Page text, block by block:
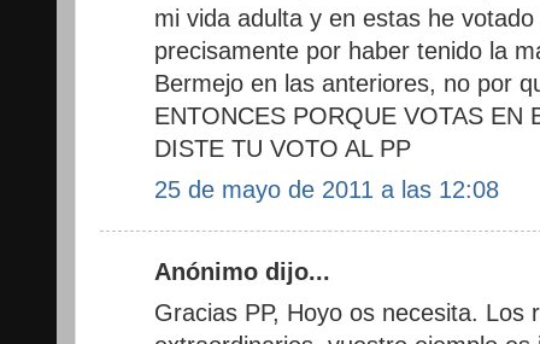
mi vida adulta y en estas he
precisamente por haber tenido la
Bermejo en las anteriores, no por
ENTONCES PORQUE VOTAS EN
DISTE TU VOTO AL PP
25 de mayo de 2011 a las 12:08
Anónimo dijo...
Gracias PP, Hoyo os necesita. Los